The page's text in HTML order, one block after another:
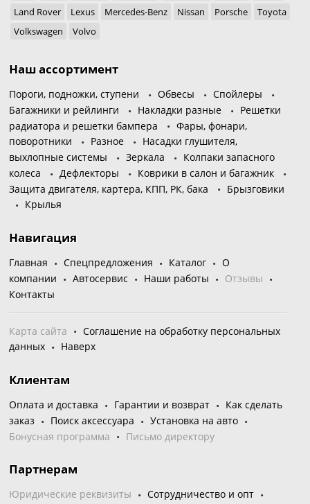
Land Rover
Lexus Mercedes-Benz Nissan Porsche
Toyota
Volkswagen
Volvo
Наш ассортимент
Пороги, подножки, ступени Обвесы
Спойлеры
Багажники и рейлинги
Накладки разные
Решетки
радиатора и решетки бампера
Фары, фонари,
поворотники
Разное
Насадки глушителя,
выхлопные системы
Зеркала
Колпаки запасного
колеса
Дефлекторы
Коврики в салон и багажник
Защита двигателя, картера, КПП, РК, бака
Брызговики
Крылья
Навигация
Главная Спецпредложения Каталог
О
компании
Автосервис Наши работы
Отзывы
Контакты
Карта сайта
Соглашение на обработку персональных
данных
Наверх
Клиентам
Оплата и доставка Гарантии и возврат
Как сделать
заказ
Поиск аксессуара
Установка на авто
Бонусная программа
Письмо директору
Партнерам
Юридические реквизиты
Сотрудничество и опт